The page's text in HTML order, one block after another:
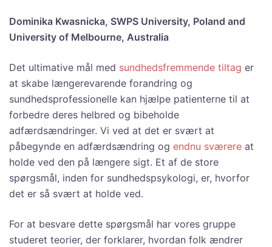
Dominika Kwasnicka, SWPS University, Poland and
University of Melbourne, Australia
Det ultimative mål med sundhedsfremmende tiltag er
at skabe længerevarende forandring og
sundhedsprofessionelle kan hjælpe patienterne til at
forbedre deres helbred og bibeholde
adfærdsændringer. Vi ved at det er svært at
påbegynde en adfærdsændring og endnu sværere at
holde ved den på længere sigt. Et af de store
spørgsmål, inden for sundhedspsykologi, er, hvorfor
det er så svært at holde ved.
For at besvare dette spørgsmål har vores gruppe
studeret teorier, der forklarer, hvordan folk ændrer